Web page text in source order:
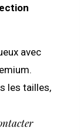
avec
les tailles,